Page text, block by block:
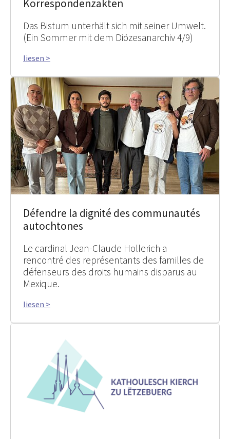
Korrespondenzakten
Das Bistum unterhält sich mit seiner Umwelt.
(Ein Sommer mit dem Diözesanarchiv 4/9)
liesen >
Défendre la dignité des communautés
autochtones
Le cardinal Jean-Claude Hollerich a
rencontré des représentants des familles de
défenseurs des droits humains disparus au
Mexique.
liesen >